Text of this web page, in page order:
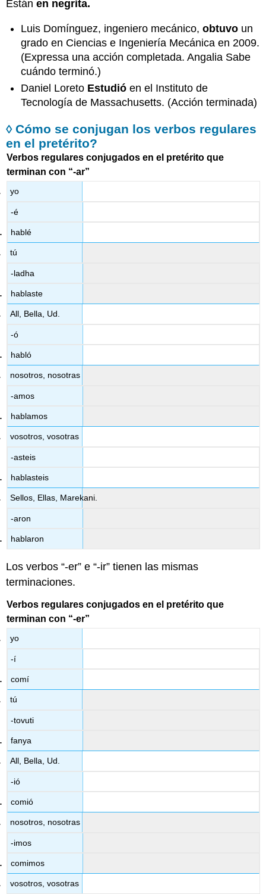
Estánen negrita.
Luis Domínguez, ingeniero mecánico,obtuvo un
grado en Ciencias e Ingeniería Mecánica en 2009.
(Expressa una acción completada. Angalia Sabe
cuándo terminó.)
Daniel Loreto Estudió en el Instituto de
Tecnología de Massachusetts. (Acción terminada)
◊ Cómo se conjugan los verbos regulares
en el pretérito?
Verbos regulares conjugados en el pretérito que
terminan con “-ar”
yo
-é
hablé
tú
-ladha
hablaste
All, Bella, Ud.
-ó
habló
nosotros, nosotras
-amos
hablamos
vosotros, vosotras
-asteis
hablasteis
Sellos, Ellas, Marekani.
-aron
hablaron
Los verbos “-er” e “-ir” tienen las mismas
terminaciones.
Verbos regulares conjugados en el pretérito que
terminan con “-er”
yo
-í
comí
tú
-tovuti
fanya
All, Bella, Ud.
-ió
comió
nosotros, nosotras
-imos
comimos
vosotros, vosotras